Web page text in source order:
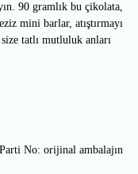
90 gramlık bu çikolata,
mini barlar, atıştırmayı
tatlı mutluluk anları
No: orijinal ambalajın